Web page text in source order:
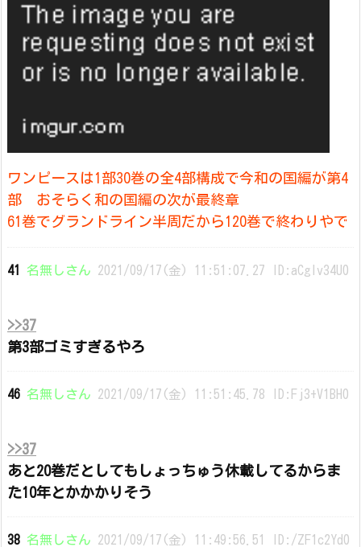
ワンピースは1部30巻の全4部構成で今和の国編が第4
部 おそらく和の国編の次が最終章
61巻でグランドライン半周だから120巻で終わりやで
41 名無しさん 2021/09/17(金) 11:51:07.27 ID:aCgIv34U0
>>37
第3部ゴミすぎるやろ
46 名無しさん 2021/09/17(金) 11:51:45.78 ID:Fj3+V1BH0
>>37
あと20巻だとしてもしょっちゅう休載してるからま
た10年とかかかりそう
38 名無しさん 2021/09/17(金) 11:49:56.51 ID:/ZF1c2Yd0